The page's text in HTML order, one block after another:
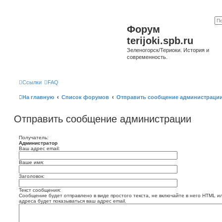
Форум
terijoki.spb.ru
Зеленогорск/Териоки. История и
современность.
Ссылки FAQ
На главную Список форумов Отправить сообщение
Отправить сообщение администрации
Получатель:
Администратор
Ваш адрес email:
Ваше имя:
Заголовок:
Текст сообщения:
Сообщение будет отправлено в виде простого текста, не включайте в него HTML
адреса будет показываться ваш адрес email.